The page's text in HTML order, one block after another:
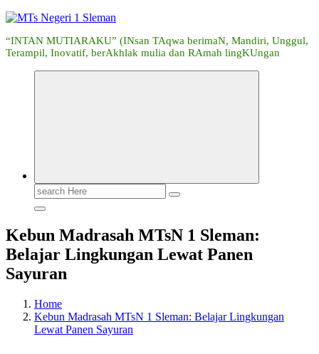
“INTAN MUTIARAKU” (INsan TAqwa berimaN, Mandiri, Unggul,
Terampil, Inovatif, berAkhlak mulia dan RAmah lingKUngan
Search
for:
Kebun Madrasah MTsN 1 Sleman:
Belajar Lingkungan Lewat Panen
Sayuran
Home
Kebun Madrasah MTsN 1 Sleman: Belajar Lingkungan
Lewat Panen Sayuran